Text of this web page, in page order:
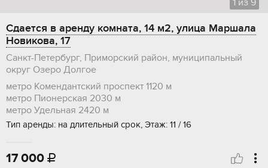
1 из 9
Сдается в аренду комната, 14 м2, улица Маршала
Новикова, 17
Санкт-Петербург, Приморский район, муниципальный
округ Озеро Долгое
метро Комендантский проспект 1120 м
метро Пионерская 2030 м
метро Удельная 2420 м
Тип аренды: на длительный срок, Этаж: 11 / 16
17 000 